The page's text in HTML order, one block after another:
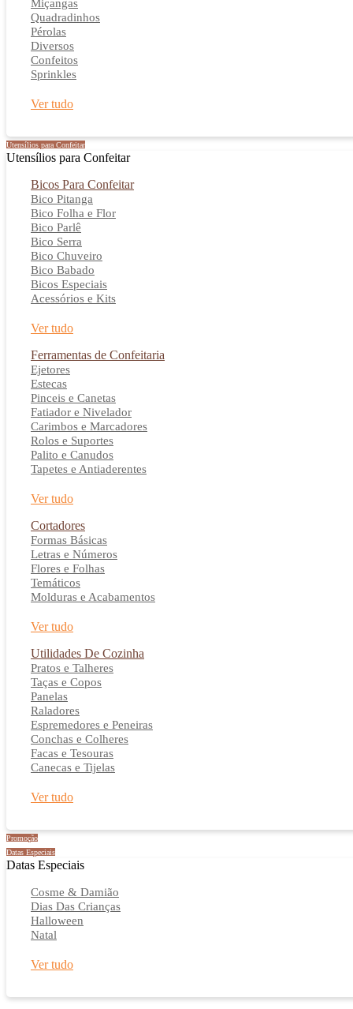
Miçangas
Quadradinhos
Pérolas
Diversos
Confeitos
Sprinkles
Ver tudo
Utensílios para Confeitar
Utensílios para Confeitar
Bicos Para Confeitar
Bico Pitanga
Bico Folha e Flor
Bico Parlê
Bico Serra
Bico Chuveiro
Bico Babado
Bicos Especiais
Acessórios e Kits
Ver tudo
Ferramentas de Confeitaria
Ejetores
Estecas
Pinceis e Canetas
Fatiador e Nivelador
Carimbos e Marcadores
Rolos e Suportes
Palito e Canudos
Tapetes e Antiaderentes
Ver tudo
Cortadores
Formas Básicas
Letras e Números
Flores e Folhas
Temáticos
Molduras e Acabamentos
Ver tudo
Utilidades De Cozinha
Pratos e Talheres
Taças e Copos
Panelas
Raladores
Espremedores e Peneiras
Conchas e Colheres
Facas e Tesouras
Canecas e Tijelas
Ver tudo
Promoção
Datas Especiais
Datas Especiais
Cosme & Damião
Dias Das Crianças
Halloween
Natal
Ver tudo